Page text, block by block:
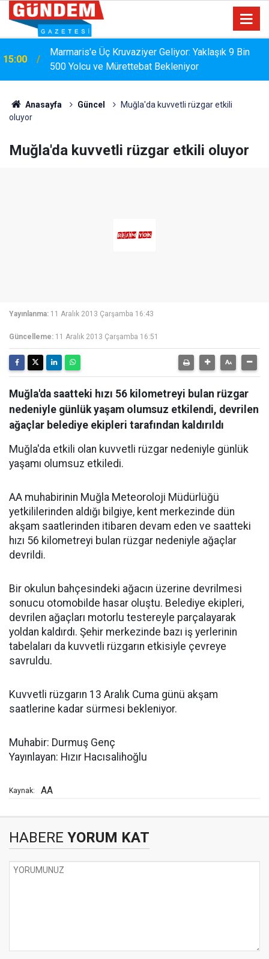
15:00
Marmaris'e Üç Kruvaziyer Geliyor: Yaklaşık 9 Bin
500 Yolcu ve Mürettebat Bekleniyor
MARMARİS'TE DERELERDE TEMİZLİK
SEFERBERLİĞİ
Anasayfa Güncel
Muğla'da kuvvetli rüzgar etkili
oluyor
Muğla'da kuvvetli rüzgar etkili oluyor
Yayınlanma: 11 Aralık 2013 Çarşamba 16:43
Güncelleme: 11 Aralık 2013 Çarşamba 16:51
Muğla'da saatteki hızı 56 kilometreyi bulan rüzgar
nedeniyle günlük yaşam olumsuz etkilendi, devrilen
ağaçlar belediye ekipleri tarafından kaldırıldı
Muğla'da etkili olan kuvvetli rüzgar nedeniyle günlük
yaşamı olumsuz etkiledi.
AA muhabirinin Muğla Meteoroloji Müdürlüğü
yetkililerinden aldığı bilgiye, kent merkezinde dün
akşam saatlerinden itibaren devam eden ve saatteki
hızı 56 kilometreyi bulan rüzgar nedeniyle ağaçlar
devrildi.
Bir okulun bahçesindeki ağacın üzerine devrilmesi
sonucu otomobilde hasar oluştu. Belediye ekipleri,
devrilen ağaçları motorlu testereyle parçalayarak
yoldan kaldırdı. Şehir merkezinde bazı iş yerlerinin
tabelaları da kuvvetli rüzgarın etkisiyle çevreye
savruldu.
Kuvvetli rüzgarın 13 Aralık Cuma günü akşam
saatlerine kadar sürmesi bekleniyor.
Muhabir: Durmuş Genç
Yayınlayan: Hızır Hacısalihoğlu
Kaynak: AA
HABERE YORUM KAT